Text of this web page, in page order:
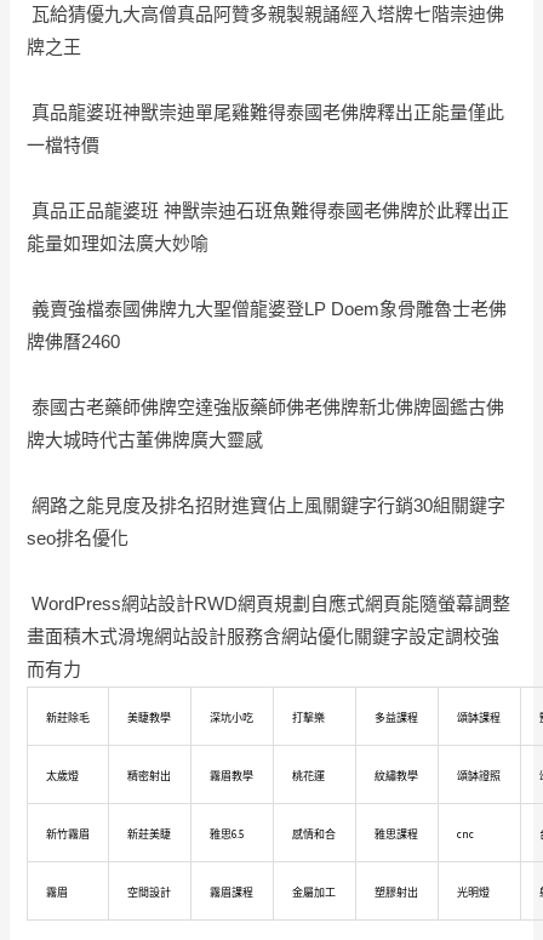
瓦給猜優九大高僧真品阿贊多親製親誦經入塔牌七階崇迪佛
牌之王
真品龍婆班神獸崇迪單尾雞難得泰國老佛牌釋出正能量僅此
一檔特價
真品正品龍婆班 神獸崇迪石班魚難得泰國老佛牌於此釋出正
能量如理如法廣大妙喻
義賣強檔泰國佛牌九大聖僧龍婆登LP Doem象骨雕魯士老佛
牌佛曆2460
泰國古老藥師佛牌空達強版藥師佛老佛牌新北佛牌圖鑑古佛
牌大城時代古董佛牌廣大靈感
網路之能見度及排名招財進寶佔上風關鍵字行銷30組關鍵字
seo排名優化
WordPress網站設計RWD網頁規劃自應式網頁能隨螢幕調整
畫面積木式滑塊網站設計服務含網站優化關鍵字設定調校強
而有力
新莊除毛 美睫教學 深坑小吃 打擊樂 多益課程 頌缽課程
太歲燈 精密射出 霧眉教學 桃花運 紋繡教學 頌缽證照
新竹霧眉 新莊美睫 雅思6.5 感情和合 雅思課程 cnc
霧眉 空間設計 霧眉課程 金屬加工 塑膠射出 光明燈